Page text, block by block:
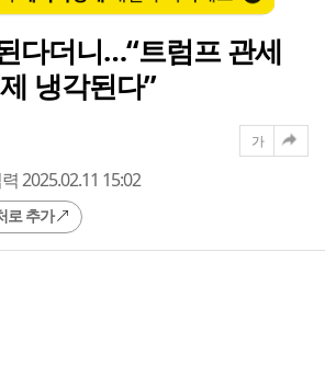
다더니…“트럼프 관세
냉각된다”
2025.02.11 15:02
로 추가
가